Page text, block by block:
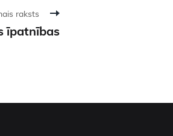
raksts
īpatnības